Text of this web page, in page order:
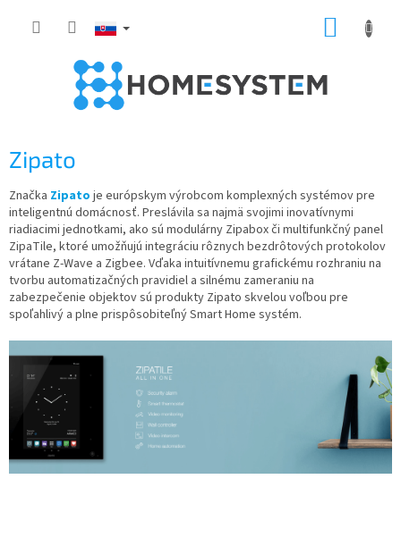
Zipato
Značka Zipato je európskym výrobcom komplexných systémov pre
inteligentnú domácnosť. Preslávila sa najmä svojimi inovatívnymi
riadiacimi jednotkami, ako sú modulárny Zipabox či multifunkčný panel
ZipaTile, ktoré umožňujú integráciu rôznych bezdrôtových protokolov
vrátane Z-Wave a Zigbee. Vďaka intuitívnemu grafickému rozhraniu na
tvorbu automatizačných pravidiel a silnému zameraniu na
zabezpečenie objektov sú produkty Zipato skvelou voľbou pre
spoľahlivý a plne prispôsobiteľný Smart Home systém.